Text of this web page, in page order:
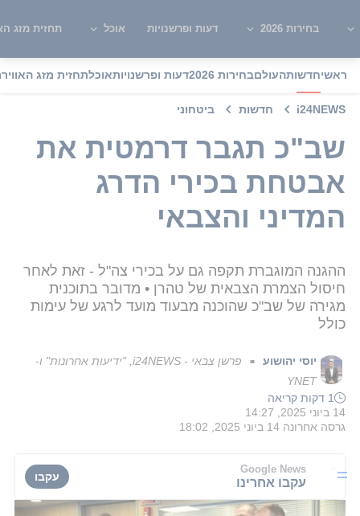
בחירות 2026 דעות ופרשנויות אוכל תחזית מזג
ראשיחדשותהעולםבחירות 2026 דעות ופרשנויותאוכלתחזית מזג האוויר
i24NEWS חדשות ביטחוני
שב"כ תגבר דרמטית את
אבטחת בכירי הדרג
המדיני והצבאי
ההגנה המוגברת תקפה גם על בכירי צה"ל - זאת לאחר
חיסול הצמרת הצבאית של טהרן • מדובר בתוכנית
מגירה של שב"כ שהוכנה מבעוד מועד לרגע של עימות
כולל
יוסי יהושוע ■
פרשן צבאי - i24NEWS, "ידיעות אחרונות" ו-
YNET
1 דקות קריאה
14 ביוני 2025, 14:27
גרסה אחרונה 14 ביוני 2025, 18:02
Google News
עקבו אחרינו עקבו